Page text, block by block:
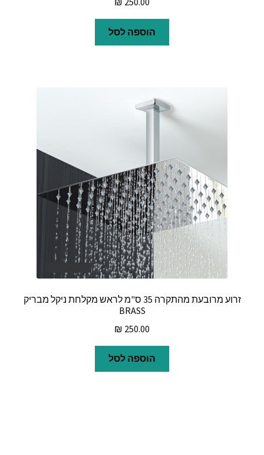
הוספה לסל
זרוע מרובעת מהתקרה 35 ס"מ לראש מקלחת ניקל מבריק
BRASS
₪ 250.00
הוספה לסל